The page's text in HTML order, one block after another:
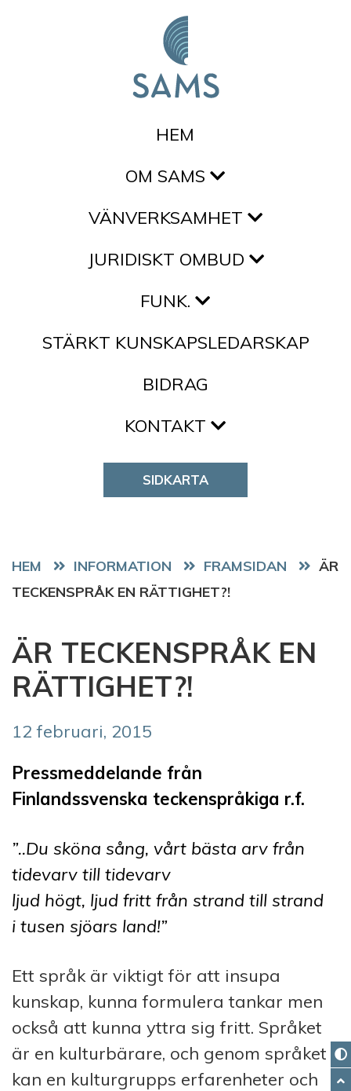
HEM
OM SAMS
VÄNVERKSAMHET
JURIDISKT OMBUD
FUNK.
STÄRKT KUNSKAPSLEDARSKAP
BIDRAG
KONTAKT
SIDKARTA
HEM FRAMSIDAN
ÄR
TECKENSPRÅK EN RÄTTIGHET?!
ÄR TECKENSPRÅK EN
RÄTTIGHET?!
12 februari, 2015
Pressmeddelande från
Finlandssvenska teckenspråkiga r.f.
”..Du sköna sång, vårt bästa arv från
tidevarv till tidevarv
ljud högt, ljud fritt från strand till strand
i tusen sjöars land!”
Ett språk är viktigt för att insupa
kunskap, kunna formulera tankar men
också att kunna yttra sig fritt. Språket
är en kulturbärare, och genom språket
kan en kulturgrupps erfarenheter och